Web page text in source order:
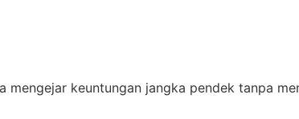
keuntungan jangka pendek tanpa